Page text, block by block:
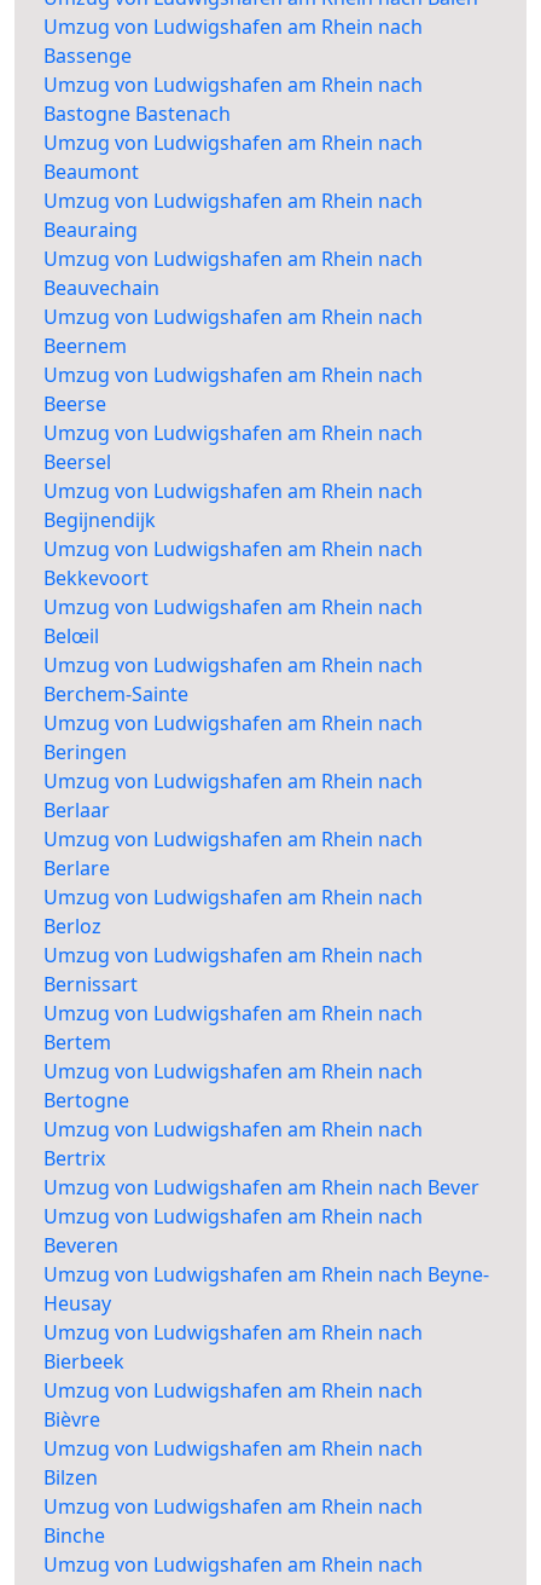
Umzug von Ludwigshafen am Rhein nach
Bassenge
Umzug von Ludwigshafen am Rhein nach
Bastogne Bastenach
Umzug von Ludwigshafen am Rhein nach
Beaumont
Umzug von Ludwigshafen am Rhein nach
Beauraing
Umzug von Ludwigshafen am Rhein nach
Beauvechain
Umzug von Ludwigshafen am Rhein nach
Beernem
Umzug von Ludwigshafen am Rhein nach
Beerse
Umzug von Ludwigshafen am Rhein nach
Beersel
Umzug von Ludwigshafen am Rhein nach
Begijnendijk
Umzug von Ludwigshafen am Rhein nach
Bekkevoort
Umzug von Ludwigshafen am Rhein nach
Belœil
Umzug von Ludwigshafen am Rhein nach
Berchem-Sainte
Umzug von Ludwigshafen am Rhein nach
Beringen
Umzug von Ludwigshafen am Rhein nach
Berlaar
Umzug von Ludwigshafen am Rhein nach
Berlare
Umzug von Ludwigshafen am Rhein nach
Berloz
Umzug von Ludwigshafen am Rhein nach
Bernissart
Umzug von Ludwigshafen am Rhein nach
Bertem
Umzug von Ludwigshafen am Rhein nach
Bertogne
Umzug von Ludwigshafen am Rhein nach
Bertrix
Umzug von Ludwigshafen am Rhein nach Bever
Umzug von Ludwigshafen am Rhein nach
Beveren
Umzug von Ludwigshafen am Rhein nach Beyne-
Heusay
Umzug von Ludwigshafen am Rhein nach
Bierbeek
Umzug von Ludwigshafen am Rhein nach
Bièvre
Umzug von Ludwigshafen am Rhein nach
Bilzen
Umzug von Ludwigshafen am Rhein nach
Binche
Umzug von Ludwigshafen am Rhein nach